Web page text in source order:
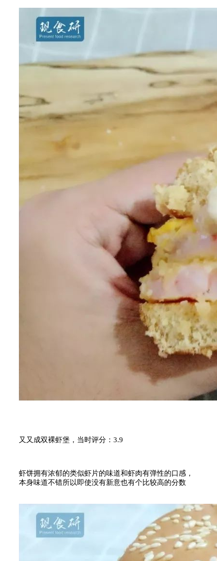
又又成双裸虾堡，当时评分：3.9
虾饼拥有浓郁的类似虾片的味道和虾肉有弹性的口感，
本身味道不错所以即使没有新意也有个比较高的分数